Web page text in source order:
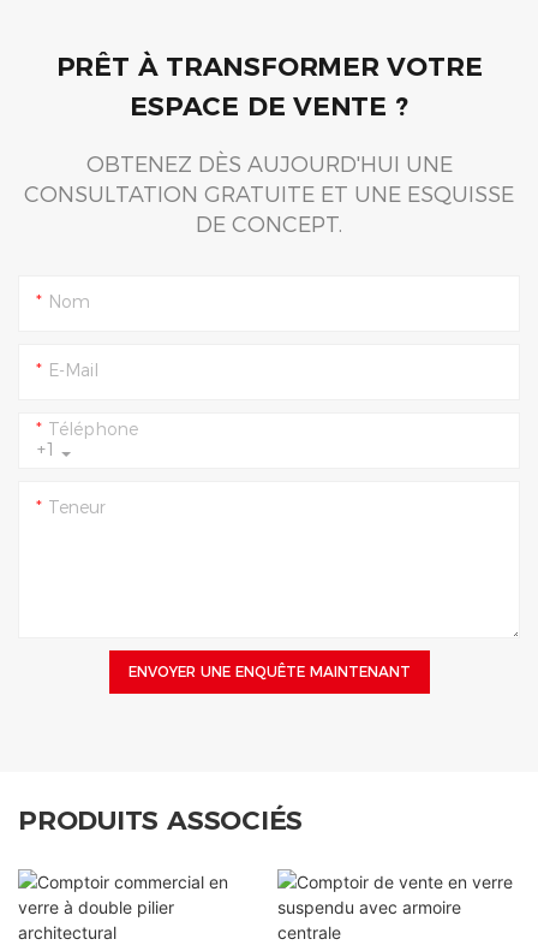
PRÊT À TRANSFORMER VOTRE
ESPACE DE VENTE ?
OBTENEZ DÈS AUJOURD'HUI UNE
CONSULTATION GRATUITE ET UNE ESQUISSE
DE CONCEPT.
Nom
E-Mail
+1
Téléphone
Teneur
ENVOYER UNE ENQUÊTE MAINTENANT
PRODUITS ASSOCIÉS